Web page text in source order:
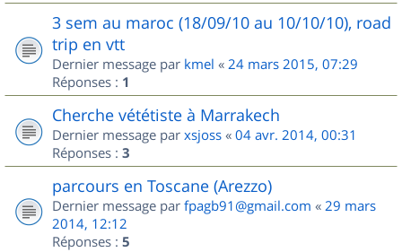
3 sem au maroc (18/09/10 au 10/10/10), road
trip en vtt
Dernier message par kmel « 24 mars 2015, 07:29
Réponses : 1
Cherche vététiste à Marrakech
Dernier message par xsjoss « 04 avr. 2014, 00:31
Réponses : 3
parcours en Toscane (Arezzo)
Dernier message par fpagb91@gmail.com « 29 mars
2014, 12:12
Réponses : 5